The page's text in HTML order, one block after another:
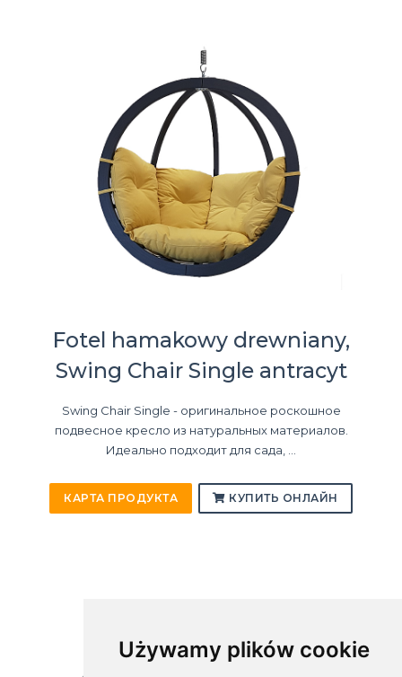
Używamy plików cookie
Fotel hamakowy drewniany,
Swing Chair Single antracyt
Swing Chair Single - оригинальное роскошное
подвесное кресло из натуральных материалов.
Идеально подходит для сада, ...
КАРТА ПРОДУКТА КУПИТЬ ОНЛАЙН